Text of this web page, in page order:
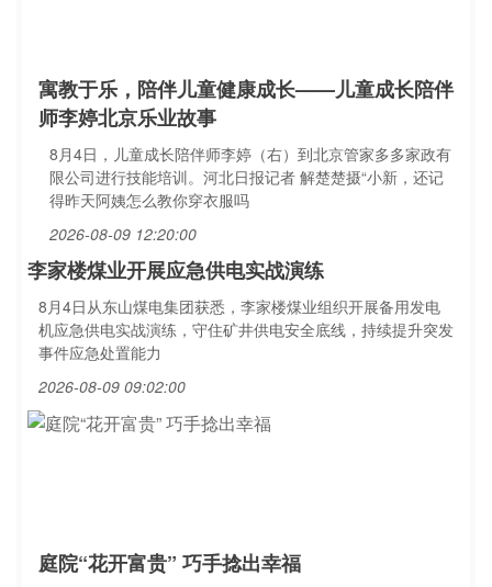
寓教于乐，陪伴儿童健康成长——儿童成长陪伴
师李婷北京乐业故事
8月4日，儿童成长陪伴师李婷（右）到北京管家多多家政有
限公司进行技能培训。河北日报记者 解楚楚摄“小新，还记
得昨天阿姨怎么教你穿衣服吗
2026-08-09 12:20:00
李家楼煤业开展应急供电实战演练
8月4日从东山煤电集团获悉，李家楼煤业组织开展备用发电
机应急供电实战演练，守住矿井供电安全底线，持续提升突发
事件应急处置能力
2026-08-09 09:02:00
庭院“花开富贵” 巧手捻出幸福